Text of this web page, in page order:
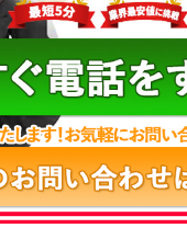
3177-